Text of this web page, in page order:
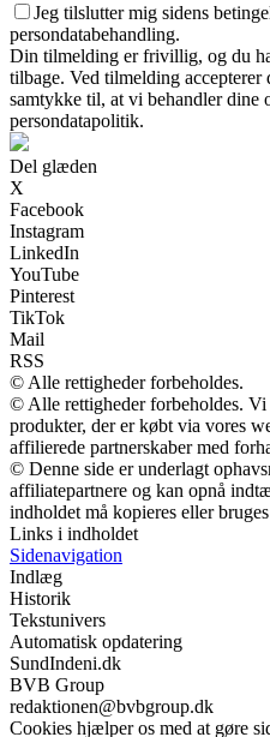
Jeg tilslutter mig sidens
persondatabehandling.
Din tilmelding er frivillig, og du
tilbage. Ved tilmelding accepterer
samtykke til, at vi behandler dine
persondatapolitik.
Del glæden
X
Facebook
Instagram
LinkedIn
YouTube
Pinterest
TikTok
Mail
RSS
© Alle rettigheder forbeholdes.
© Alle rettigheder forbeholdes. Vi
produkter, der er købt via vores
affilierede partnerskaber med
© Denne side er underlagt
affiliatepartnere og kan opnå
indholdet må kopieres eller
Links i indholdet
Sidenavigation
Indlæg
Historik
Tekstunivers
Automatisk opdatering
SundIndeni.dk
BVB Group
redaktionen@bvbgroup.dk
Cookies hjælper os med at gøre